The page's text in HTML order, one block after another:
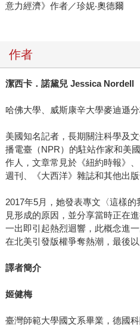
意力經濟》作者／珍妮‧奧德爾
作者
潔西卡．諾黛兒 Jessica Nordell
哈佛大學、威斯康辛大學麥迪遜分
美國知名記者，長期關注科學及
播電臺（NPR）的駐站作家和美
作人，文章常見於《紐約時報》
週刊、《大西洋》雜誌和其他出版
2017年5月，她發表專文〈這樣
見形成的原因，並分享當時正在
一出即引起熱烈迴響，此概念進
在北美引發版權爭奪熱潮，最後以
譯者簡介
姬健梅
臺灣師範大學國文系畢業，德國